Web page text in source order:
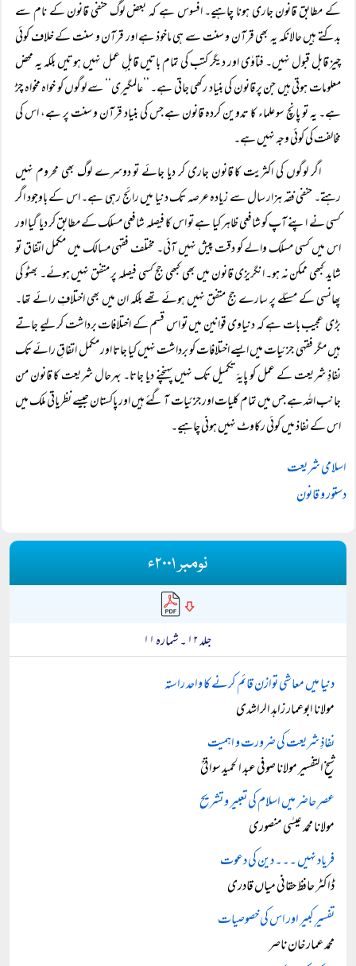
کے مطابق قانون جاری ہونا چاہیے۔ افسوس ہے کہ بعض لوگ حنفی قانون کے نام سے
بدکتے ہیں حالانکہ یہ بھی قرآن و سنت سے ہی ماخوذ ہے اور قرآن و سنت کے خلاف کوئی
چیز قابل قبول نہیں۔ فتاوٰی اور دیگر کتب کی تمام باتیں قابلِ عمل نہیں ہوتیں بلکہ یہ محض
معلومات ہوتی ہیں جن پر قانون کی بنیاد رکھی جاتی ہے۔ ’’عالمگیری‘‘ سے لوگوں کو خواہ مخواہ چڑ
ہے۔ یہ تو پانچ سو علماء کا تدوین کردہ قانون ہے جس کی بنیاد قرآن و سنت پر ہے، اس کی
مخالفت کی کوئی وجہ نہیں ہے۔
اگر لوگوں کی اکثریت کا قانون جاری کر دیا جائے تو دوسرے لوگ بھی محروم نہیں
رہتے۔ حنفی فقہ ہزار سال سے زیادہ عرصہ تک دنیا میں رائج رہی ہے۔ اس کے باوجود اگر
کسی نے اپنے آپ کو شافعی ظاہر کیا ہے تو اس کا فیصلہ شافعی مسلک کے مطابق کر دیا گیا اور
اس میں کسی مسلک والے کو دقت پیش نہیں آئی۔ مختلف فقہی مسالک میں مکمل اتفاق تو
شاید کبھی ممکن نہ ہو۔ انگریزی قانون میں بھی کبھی جج کسی فیصلہ پر متفق نہیں ہوئے۔ بھٹو کی
پھانسی کے مسئلے پر سارے جج متفق نہیں ہوئے تھے بلکہ ان میں بھی اختلافِ رائے تھا۔
بڑی عجیب بات ہے کہ دنیاوی قوانین میں تو اس قسم کے اختلافات برداشت کر لیے جاتے
ہیں مگر فقہی جزئیات میں ایسے اختلافات کو برداشت نہیں کیا جاتا اور مکمل اتفاقِ رائے تک
نفاذِ شریعت کے عمل کو پایۂ تکمیل تک نہیں پہنچنے دیا جاتا۔ بہرحال شریعت کا قانون من
جانب اللہ ہے جس میں تمام کلیات اور جزئیات آ گئے ہیں اور پاکستان جیسے نظریاتی ملک میں
اس کے نفاذ میں کوئی رکاوٹ نہیں ہونی چاہیے۔
اسلامی شریعت
دستور و قانون
نومبر ۲۰۰۱ء
جلد ۱۲ ۔ شمارہ ۱۱
دنیا میں معاشی توازن قائم کرنے کا واحد راستہ
مولانا ابوعمار زاہد الراشدی
نفاذِ شریعت کی ضرورت و اہمیت
شیخ التفسیر مولانا صوفی عبد الحمید سواتیؒ
عصرِ حاضر میں اسلام کی تعبیر و تشریح
مولانا محمد عیسٰی منصوری
فریاد نہیں ۔۔۔ دین کی دعوت
ڈاکٹر حافظ حقانی میاں قادری
تفسیرِ کبیر اور اس کی خصوصیات
محمد عمار خان ناصر